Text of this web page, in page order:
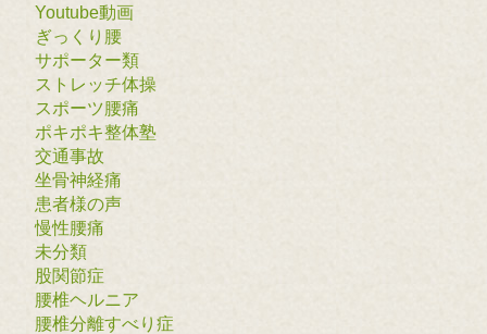
Youtube動画
ぎっくり腰
サポーター類
ストレッチ体操
スポーツ腰痛
ポキポキ整体塾
交通事故
坐骨神経痛
患者様の声
慢性腰痛
未分類
股関節症
腰椎ヘルニア
腰椎分離すべり症